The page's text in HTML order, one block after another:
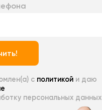
с политикойи даю
персональных данных